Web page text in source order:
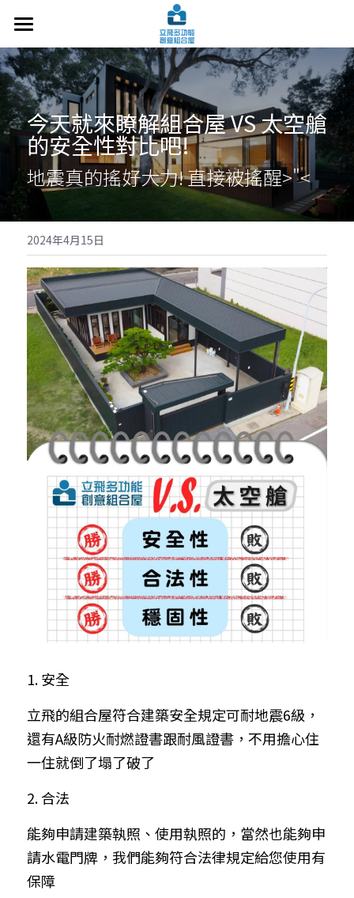
關於立飛
設計案例
施工技術
常見問題
洽談諮詢
最新文章
交通指南
搜索
今天就來瞭解組合屋 VS 太空艙
的安全性對比吧!
地震真的搖好大力! 直接被搖醒>"<
2024年4月15日
1. 安全
立飛的組合屋符合建築安全規定可耐地震6級，
還有A級防火耐燃證書跟耐風證書，不用擔心住
一住就倒了塌了破了
2. 合法
能夠申請建築執照、使用執照的，當然也能夠申
請水電門牌，我們能夠符合法律規定給您使用有
保障